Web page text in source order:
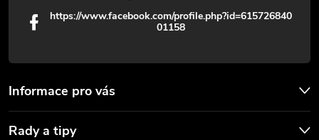
Informace pro vás
Rady a tipy
https://www.facebook.com/profile.php?id=615726840
01158